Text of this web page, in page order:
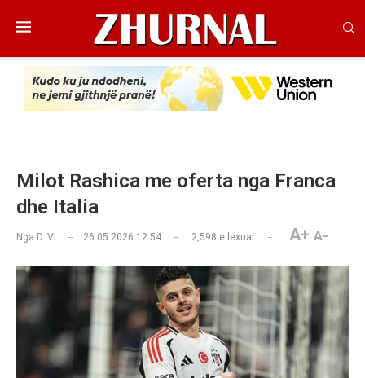
Milot Rashica me oferta nga Franca
dhe Italia
Nga D. V. 26.05.2026 12:54 2,598 e lexuar A+ A-